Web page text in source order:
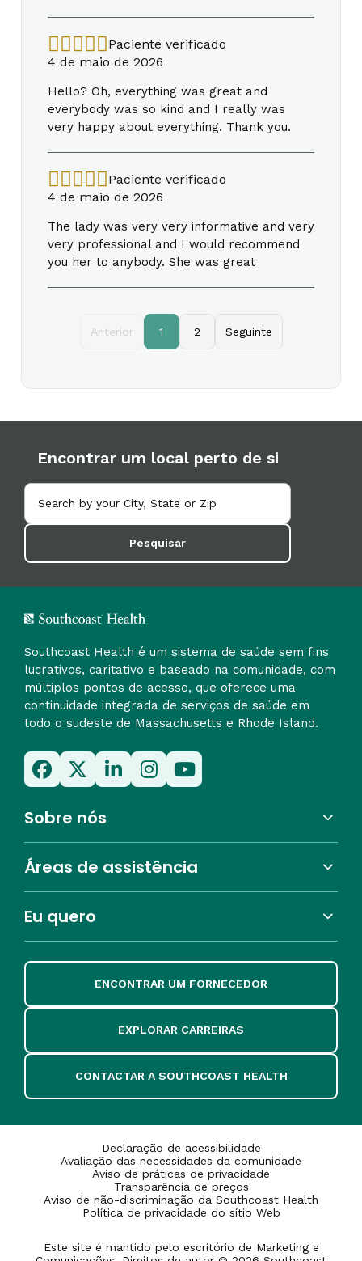
Paciente verificado
4 de maio de 2026
Hello? Oh, everything was great and
everybody was so kind and I really was
very happy about everything. Thank you.
Paciente verificado
4 de maio de 2026
The lady was very very informative and very
very professional and I would recommend
you her to anybody. She was great
Anterior 1 2 Seguinte
Encontrar um local perto de si
Pesquisar
Southcoast Health é um sistema de saúde sem fins
lucrativos, caritativo e baseado na comunidade, com
múltiplos pontos de acesso, que oferece uma
continuidade integrada de serviços de saúde em
todo o sudeste de Massachusetts e Rhode Island.
Sobre nós
Áreas de assistência
Eu quero
ENCONTRAR UM FORNECEDOR
EXPLORAR CARREIRAS
CONTACTAR A SOUTHCOAST HEALTH
Declaração de acessibilidade
Avaliação das necessidades da comunidade
Aviso de práticas de privacidade
Transparência de preços
Aviso de não-discriminação da Southcoast Health
Política de privacidade do sítio Web
Este site é mantido pelo escritório de Marketing e